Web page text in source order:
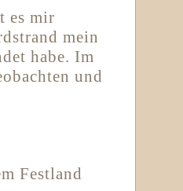
es mir
mein
habe. Im
und
Festland